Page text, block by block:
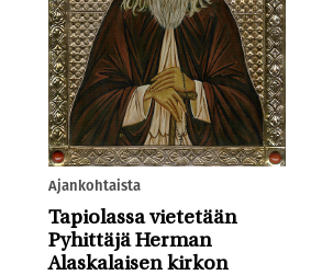
Ajankohtaista
Tapiolassa vietetään
Pyhittäjä Herman
Alaskalaisen kirkon